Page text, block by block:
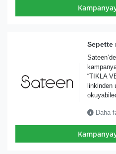
Sepette
“TIKLA
linkinden
Daha